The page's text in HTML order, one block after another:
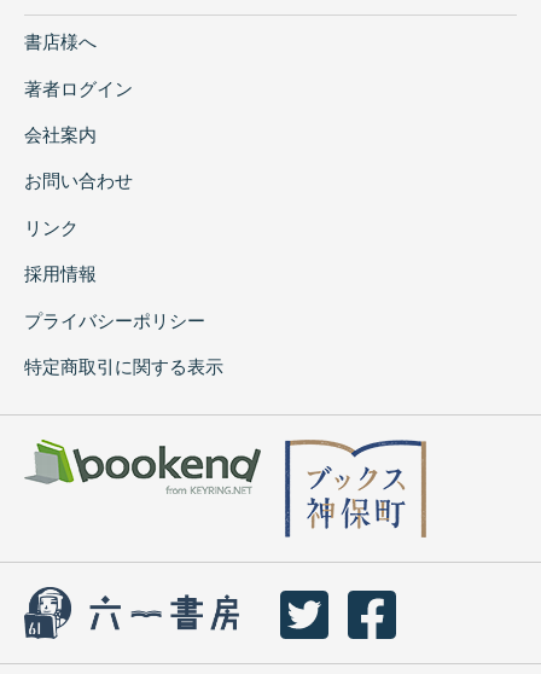
書店様へ
著者ログイン
会社案内
お問い合わせ
リンク
採用情報
プライバシーポリシー
特定商取引に関する表示